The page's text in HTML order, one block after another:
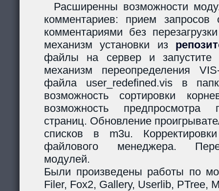
Расширенны возможности
комментариев: прием запросов
комментариями без
механизм установки из
файлы на сервер и запустите
механизм переопределения
файла user_redefined.vis в
возможность сортировки
возможность предпросмотра
страниц. Обновление
списков в m3u.
файлового менеджера.
модулей.
Были произведены работы по
Filer, Fox2, Gallery, Userlib, PTree,